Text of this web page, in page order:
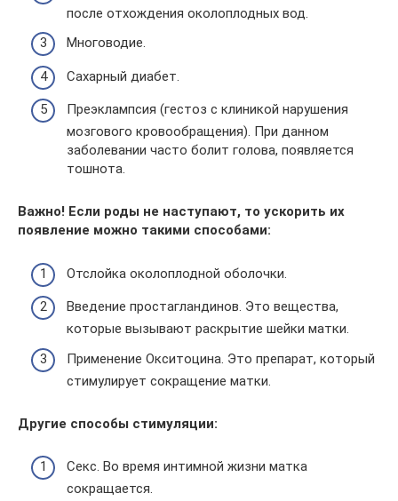
после отхождения околоплодных вод.
Многоводие.
Сахарный диабет.
Преэклампсия (гестоз с клиникой нарушения
мозгового кровообращения). При данном
заболевании часто болит голова, появляется
тошнота.
Важно! Если роды не наступают, то ускорить их
появление можно такими способами:
Отслойка околоплодной оболочки.
Введение простагландинов. Это вещества,
которые вызывают раскрытие шейки матки.
Применение Окситоцина. Это препарат, который
стимулирует сокращение матки.
Другие способы стимуляции:
Секс. Во время интимной жизни матка
сокращается.